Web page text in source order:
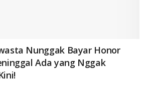
Nunggak Bayar Honor
Ada yang Nggak